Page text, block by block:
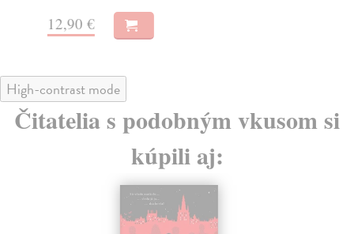
12,90 €
High-contrast mode
Čitatelia s podobným vkusom si
kúpili aj: